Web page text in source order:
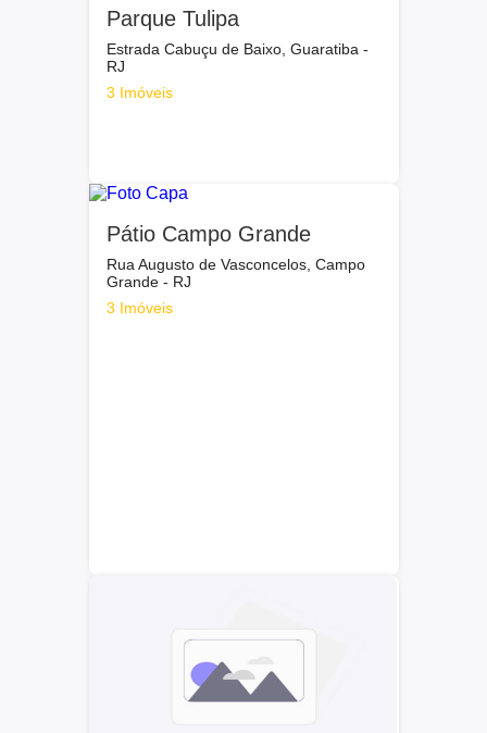
Parque Tulipa
Estrada Cabuçu de Baixo, Guaratiba -
RJ
3 Imóveis
Pátio Campo Grande
Rua Augusto de Vasconcelos, Campo
Grande - RJ
3 Imóveis